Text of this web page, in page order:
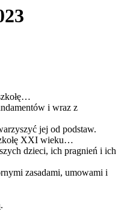
i wraz z
jej od podstaw.
XXI wieku…
dzieci, ich pragnień i ich
zasadami, umowami i